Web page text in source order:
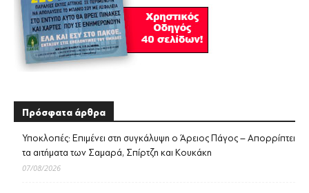
Πρόσφατα άρθρα
Υποκλοπές: Επιμένει στη συγκάλυψη ο Άρειος Πάγος – Απορρίπτει
τα αιτήματα των Σαμαρά, Σπίρτζη και Κουκάκη
07/08/2026